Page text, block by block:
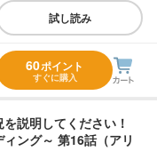
試し読み
60ポイント
すぐに購入
説明してください！
ング～ 第16話（アリ